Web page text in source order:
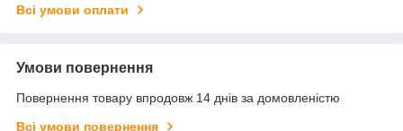
Всі умови оплати
Умови повернення
Повернення товару впродовж 14 днів за домовленістю
Всі умови повернення